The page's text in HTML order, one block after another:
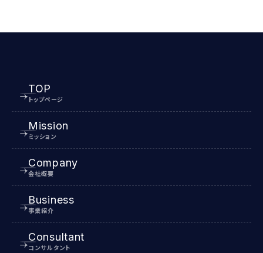
TOP
トップページ
Mission
ミッション
Company
会社概要
Business
事業紹介
Consultant
コンサルタント